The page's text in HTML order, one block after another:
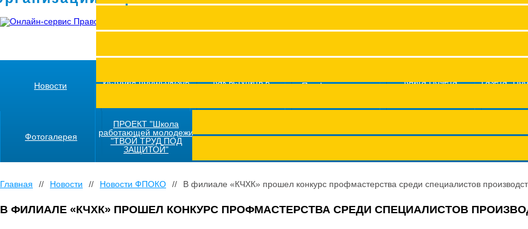
Сводные данные о
Новости
История профсоюзов
Как вступить в
Профсоюз помог
Книга Почета
Газета
Фотогалерея
ПРОЕКТ "Школа
работающей молодежи
"ТВОЙ ТРУД ПОД
ЗАЩИТОЙ"
Главная // Новости // Новости ФПОКО // В филиале «КЧХК» прошел конкурс профмастерства среди специалистов
В ФИЛИАЛЕ «КЧХК» ПРОШЕЛ КОНКУРС ПРОФМАСТЕРСТВА СРЕДИ СПЕЦИАЛИСТОВ